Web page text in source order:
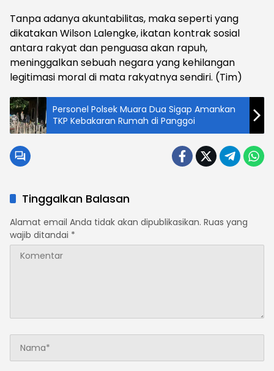
Tanpa adanya akuntabilitas, maka seperti yang
dikatakan Wilson Lalengke, ikatan kontrak sosial
antara rakyat dan penguasa akan rapuh,
meninggalkan sebuah negara yang kehilangan
legitimasi moral di mata rakyatnya sendiri. (Tim)
Personel Polsek Muara Dua Sigap Amankan
TKP Kebakaran Rumah di Panggoi
Tinggalkan Balasan
Alamat email Anda tidak akan dipublikasikan. Ruas yang
wajib ditandai *